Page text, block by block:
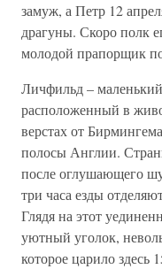
замуж, а Петр 12
драгуны. Скоро полк
молодой прапорщик
Личфильд –
расположенный в
верстах от
полосы Англии.
после оглушающего
три часа езды
Глядя на этот
уютный уголок,
которое царило здесь